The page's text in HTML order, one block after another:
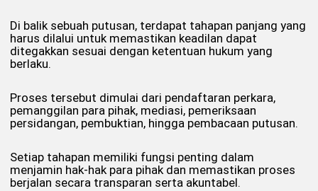
Di balik sebuah putusan, terdapat tahapan panjang yang
harus dilalui untuk memastikan keadilan dapat
ditegakkan sesuai dengan ketentuan hukum yang
berlaku.
Proses tersebut dimulai dari pendaftaran perkara,
pemanggilan para pihak, mediasi, pemeriksaan
persidangan, pembuktian, hingga pembacaan putusan.
Setiap tahapan memiliki fungsi penting dalam
menjamin hak-hak para pihak dan memastikan proses
berjalan secara transparan serta akuntabel.